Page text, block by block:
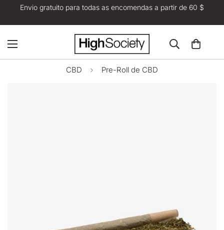
Envio gratuito para todas as encomendas a partir de 60 $
CBD Pre-Roll de CBD